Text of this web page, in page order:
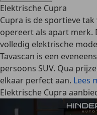
Elektrische Cupra
Cupra is de sportieve tak
opereert als apart merk.
volledig elektrische
Tavascan is een
persoons SUV. Qua
elkaar perfect aan. Lees
Elektrische Cupra